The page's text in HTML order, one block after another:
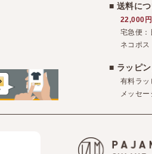
■ 送料に
22,000
宅急便：
ネコポ
■ ラッピ
有料ラ
メッセ